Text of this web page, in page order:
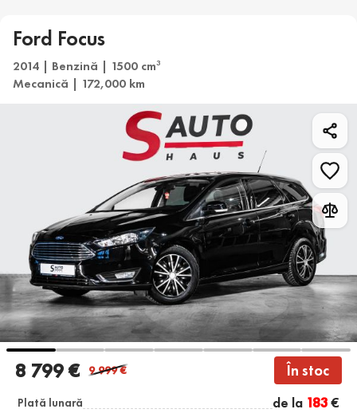
Ford Focus
2014 | Benzină | 1500 cm3
Mecanică | 172,000 km
8 799 € 9 999€ În stoc
Plată lunară de la 183€